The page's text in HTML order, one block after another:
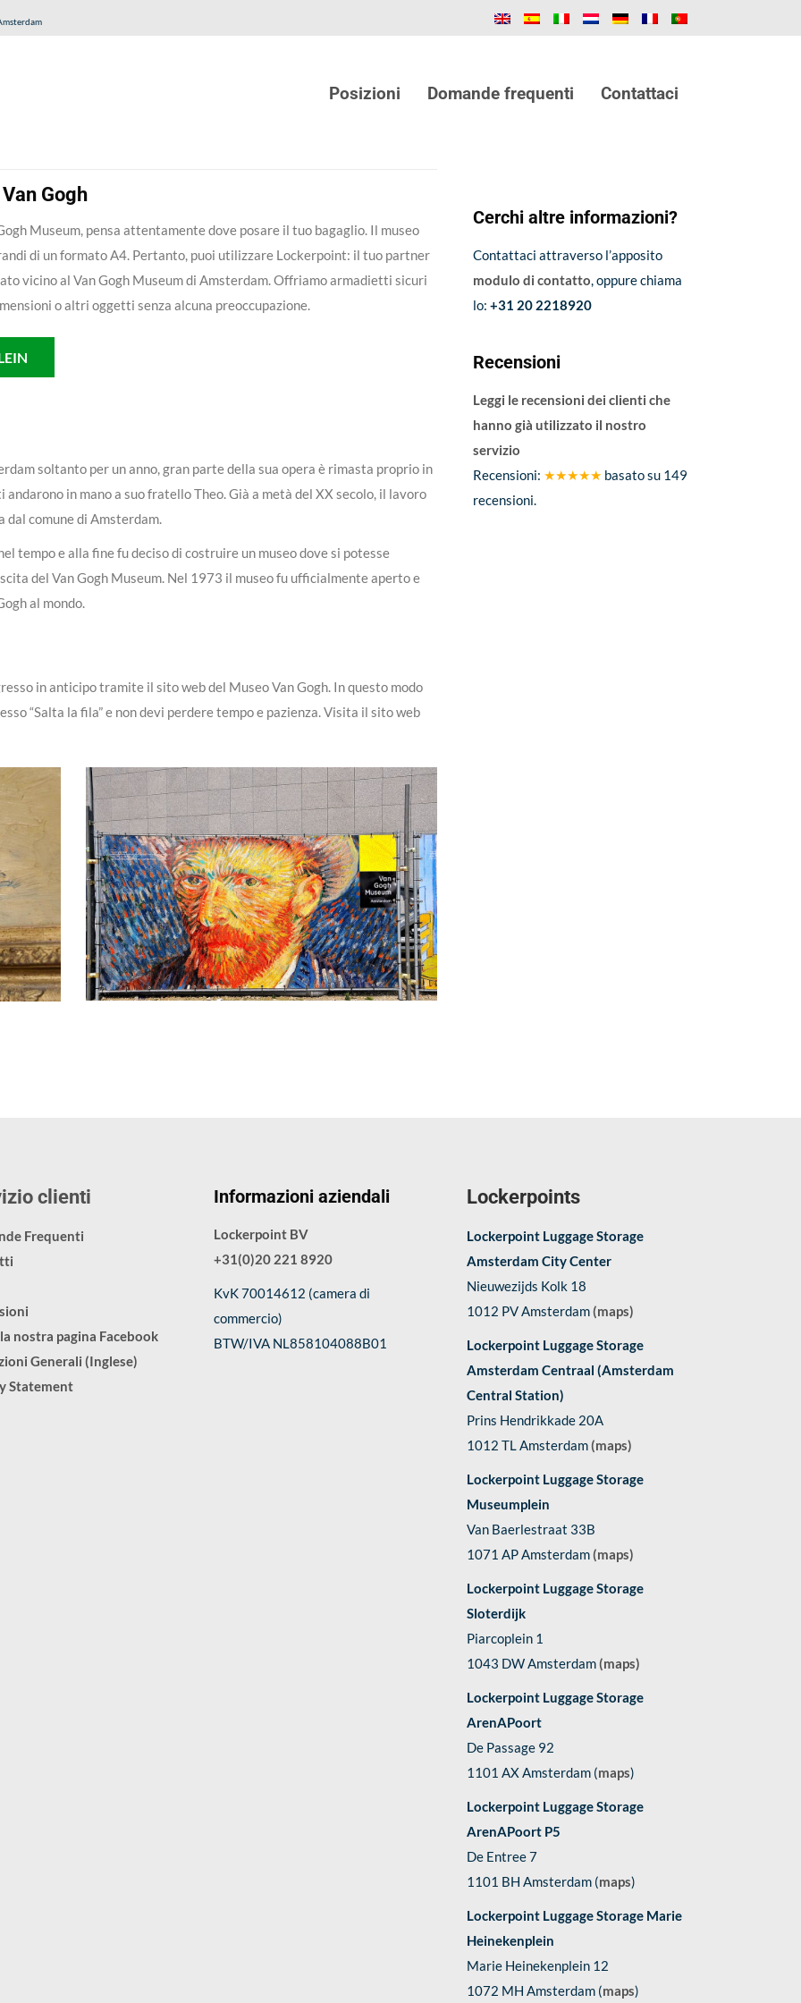
Posizioni Domande frequenti Contattaci
Gogh
Museum, pensa attentamente dove posare il tuo bagaglio. Il museo
di un formato A4. Pertanto, puoi utilizzare Lockerpoint: il tuo partner
vicino al Van Gogh Museum di Amsterdam. Offriamo armadietti sicuri
o altri oggetti senza alcuna preoccupazione.
soltanto per un anno, gran parte della sua opera è rimasta proprio in
in mano a suo fratello Theo. Già a metà del XX secolo, il lavoro
dal comune di Amsterdam.
tempo e alla fine fu deciso di costruire un museo dove si potesse
del Van Gogh Museum. Nel 1973 il museo fu ufficialmente aperto e
al mondo.
in anticipo tramite il sito web del Museo Van Gogh. In questo modo
“Salta la fila” e non devi perdere tempo e pazienza. Visita il sito web
Cerchi altre informazioni?
Contattaci attraverso l’apposito
modulo di contatto, oppure chiama
lo: +31 20 2218920
Recensioni
Leggi le recensioni dei clienti che
hanno già utilizzato il nostro
servizio
Recensioni: ★★★★★ basato su 149
recensioni.
clienti
Frequenti
nostra pagina Facebook
Generali (Inglese)
Statement
Informazioni aziendali
Lockerpoint BV
+31(0)20 221 8920
KvK 70014612 (camera di
commercio)
BTW/IVA NL858104088B01
Lockerpoints
Lockerpoint Luggage Storage
Amsterdam City Center
Nieuwezijds Kolk 18
1012 PV Amsterdam(maps)
Lockerpoint Luggage Storage
Amsterdam Centraal (Amsterdam
Central Station)
Prins Hendrikkade 20A
1012 TL Amsterdam(maps)
Lockerpoint Luggage Storage
Museumplein
Van Baerlestraat 33B
1071 AP Amsterdam(maps)
Lockerpoint Luggage Storage
Sloterdijk
Piarcoplein 1
1043 DW Amsterdam(maps)
Lockerpoint Luggage Storage
ArenAPoort
De Passage 92
1101 AX Amsterdam (maps)
Lockerpoint Luggage Storage
ArenAPoort P5
De Entree 7
1101 BH Amsterdam (maps)
Lockerpoint Luggage Storage Marie
Heinekenplein
Marie Heinekenplein 12
1072 MH Amsterdam (maps)